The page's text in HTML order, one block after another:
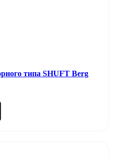
типа SHUFT Berg